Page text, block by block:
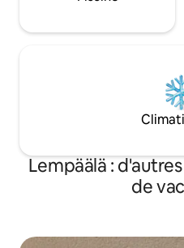
Lempäälä :
de